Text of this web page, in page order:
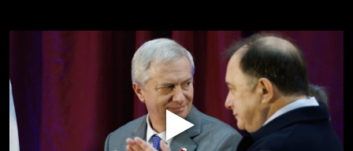
Play
Video